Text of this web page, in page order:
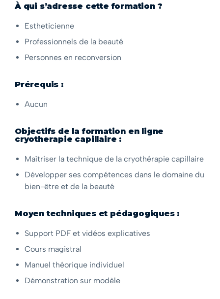
À qui s’adresse cette formation ?
Estheticienne
Professionnels de la beauté
Personnes en reconversion
Prérequis :
Aucun
Objectifs de la formation en ligne
cryotherapie capillaire :
Maîtriser la technique de la cryothérapie capillaire
Développer ses compétences dans le domaine du
bien-être et de la beauté
Moyen techniques et pédagogiques :
Support PDF et vidéos explicatives
Cours magistral
Manuel théorique individuel
Démonstration sur modèle